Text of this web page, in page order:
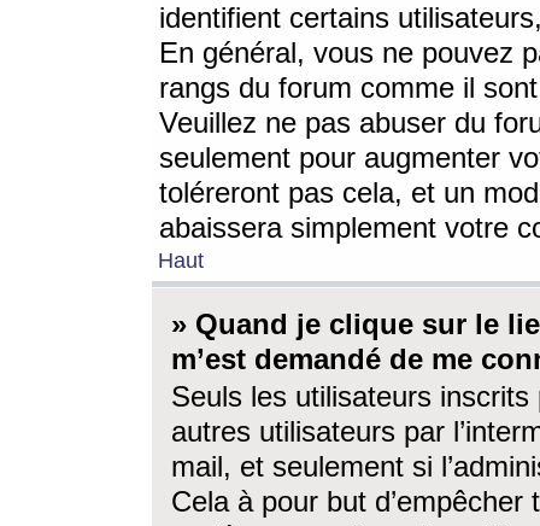
identifient certains
En général, vous ne pouvez
rangs du forum comme il
Veuillez ne pas abuser du
seulement pour augmenter
toléreront pas cela, et un
abaissera simplement votre
Haut
» Quand je clique sur le
m’est demandé de me
Seuls les utilisateurs
autres utilisateurs par
mail, et seulement si
Cela à pour but